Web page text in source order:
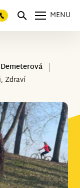
MENU
Zdraví